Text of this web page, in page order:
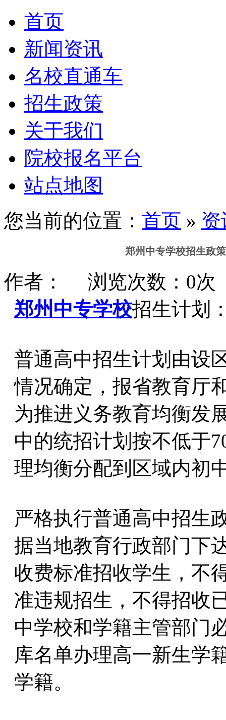
首页
新闻资讯
名校直通车
招生政策
关于我们
院校报名平台
站点地图
您当前的位置： 首页 » 资
郑州中专学校招生政策
作者： 浏览次数：0次
郑州中专学校招生计划
普通高中招生计划由设
情况确定，报省教育厅
为推进义务教育均衡发
中的统招计划按不低于
理均衡分配到区域内初
严格执行普通高中招生
据当地教育行政部门下
收费标准招收学生，不
准违规招生，不得招收
中学校和学籍主管部门
库名单办理高一新生学
学籍。